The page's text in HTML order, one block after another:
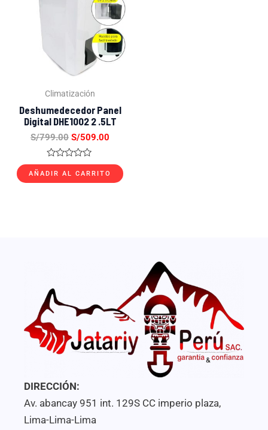
Climatización
Deshumedecedor Panel
Digital DHE1002 2 .5LT
S/799.00
S/799.00.
S/509.00
es:
S/509.00.
Valorado
con
0
AÑADIR AL CARRITO
DIRECCIÓN:
Av. abancay 951 int. 129S CC imperio plaza,
Lima-Lima-Lima